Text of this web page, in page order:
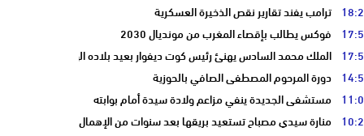
ترامب يفند تقارير نقص الذخيرة العسكرية
فوكس يطالب بإقصاء المغرب من مونديال 2030
الملك محمد السادس يهنئ رئيس كوت ديفوار بعيد بلاده الوطني
دورة المرحوم المصطفى الصافي بالحوزية
مستشفى الجديدة ينفي مزاعم ولادة سيدة أمام بوابته
منارة سيدي مصباح تستعيد بريقها بعد سنوات من الإهمال